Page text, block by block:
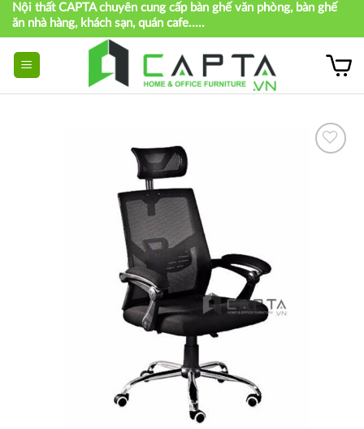
Skip
content
Nội thất CAPTA chuyên cung cấp bàn ghế văn phòng, bàn ghế
ăn nhà hàng, khách sạn, quán cafe.....